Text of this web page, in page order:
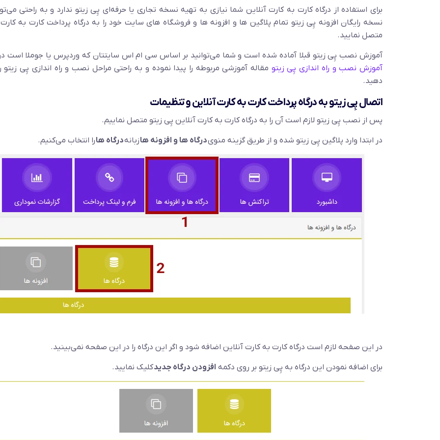
نصب پِی زیتو بر روی سایت
برای استفاده از درگاه کارت به کارت آنلاین شما نیازی به تهیه نسخه تجاری یا حرفه‌ای پِی زیتو ندارد و به راحتی
متصل نمایید.
آموزش نصب پِی زیتو قبلا آماده شده است و شما می‌توانید بر اساس سی ام اس سایتتان که وردپرس یا جوملا است در
دهید.
اتصال پِی زیتو به درگاه پرداخت کارت به کارت آنلاین و تنظیمات
پس از نصب پِی زیتو لازم است آن را به درگاه کارت به کارت آنلاین پِی زیتو متصل نماییم.
در ابتدا وارد پلاگین پِی زیتو شده و از طریق گزینه منوی درگاه ها و افزونه ها درگاه ها را انتخاب می‌کنیم.
در این صفحه لازم است درگاه کارت به کارت آنلاین اضافه شود و اگر این درگاه را در این صفحه نمی‌بینید.
برای اضافه نمودن این درگاه به پِی زیتو بر روی دکمهافزودن درگاه جدیدکلیک نمایید.